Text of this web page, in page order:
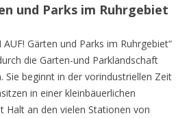
und Parks im Ruhrgebiet
AUF! Gärten und Parks im Ruhrgebiet“
die Garten-und Parklandschaft
Sie beginnt in der vorindustriellen Zeit
in einer kleinbäuerlichen
Halt an den vielen Stationen von